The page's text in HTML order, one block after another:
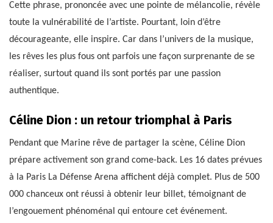
Cette phrase, prononcée avec une pointe de mélancolie, révèle
toute la vulnérabilité de l’artiste. Pourtant, loin d’être
décourageante, elle inspire. Car dans l’univers de la musique,
les rêves les plus fous ont parfois une façon surprenante de se
réaliser, surtout quand ils sont portés par une passion
authentique.
Céline Dion : un retour triomphal à Paris
Pendant que Marine rêve de partager la scène, Céline Dion
prépare activement son grand come-back. Les 16 dates prévues
à la Paris La Défense Arena affichent déjà complet. Plus de 500
000 chanceux ont réussi à obtenir leur billet, témoignant de
l’engouement phénoménal qui entoure cet événement.